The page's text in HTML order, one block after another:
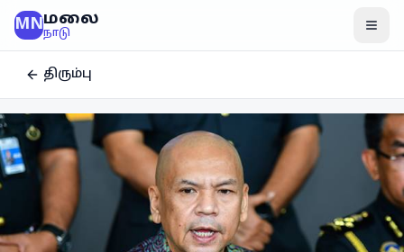
MNமலை
நாடு
திரும்பு